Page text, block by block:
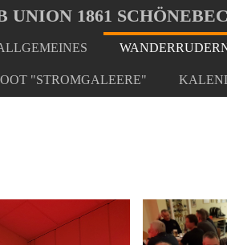
UNION 1861
"STROMGALEERE"